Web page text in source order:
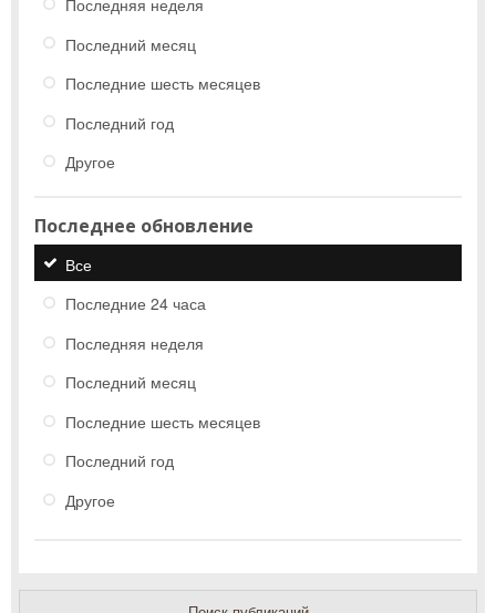
Последний месяц
Последние шесть месяцев
Последний год
Другое
Последнее обновление
Все
Последние 24 часа
Последняя неделя
Последний месяц
Последние шесть месяцев
Последний год
Другое